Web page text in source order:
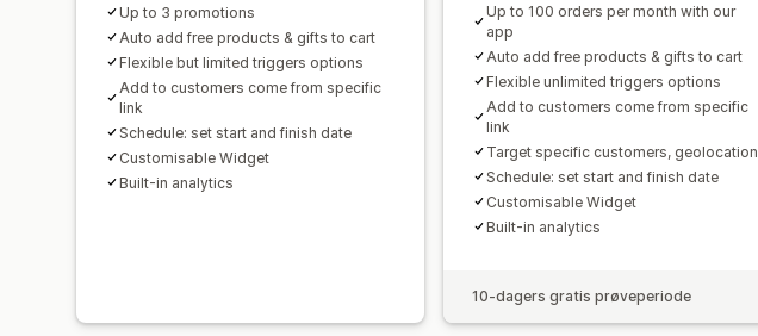
Up to 3 promotions
Auto add free products & gifts to cart
Flexible but limited triggers options
Add to customers come from specific
link
Schedule: set start and finish date
Customisable Widget
Built-in analytics
Up to 100 orders per month with our
app
Auto add free products & gifts to cart
Flexible unlimited triggers options
Add to customers come from specific
link
Target specific customers, geolocation
Schedule: set start and finish date
Customisable Widget
Built-in analytics
10-dagers gratis prøveperiode